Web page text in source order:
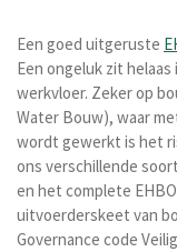
Een goed uitgeruste
Een ongeluk zit
werkvloer. Zeker op
Water Bouw), waar
wordt gewerkt is het
ons verschillende
en het complete
uitvoerderskeet van
Governance code